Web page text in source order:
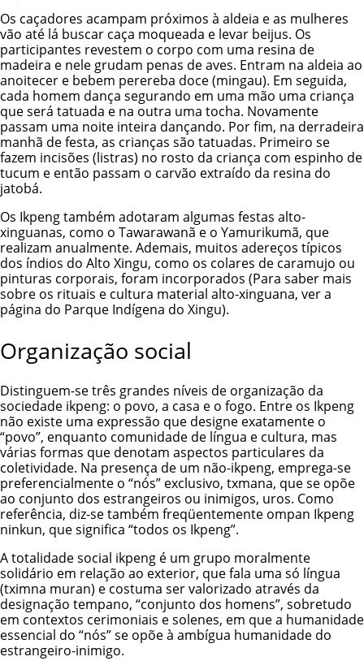
Os caçadores acampam próximos à aldeia e as mulheres
vão até lá buscar caça moqueada e levar beijus. Os
participantes revestem o corpo com uma resina de
madeira e nele grudam penas de aves. Entram na aldeia ao
anoitecer e bebem perereba doce (mingau). Em seguida,
cada homem dança segurando em uma mão uma criança
que será tatuada e na outra uma tocha. Novamente
passam uma noite inteira dançando. Por fim, na derradeira
manhã de festa, as crianças são tatuadas. Primeiro se
fazem incisões (listras) no rosto da criança com espinho de
tucum e então passam o carvão extraído da resina do
jatobá.
Os Ikpeng também adotaram algumas festas alto-
xinguanas, como o Tawarawanã e o Yamurikumã, que
realizam anualmente. Ademais, muitos adereços típicos
dos índios do Alto Xingu, como os colares de caramujo ou
pinturas corporais, foram incorporados (Para saber mais
sobre os rituais e cultura material alto-xinguana, ver a
página do Parque Indígena do Xingu).
Organização social
Distinguem-se três grandes níveis de organização da
sociedade ikpeng: o povo, a casa e o fogo. Entre os Ikpeng
não existe uma expressão que designe exatamente o
“povo”, enquanto comunidade de língua e cultura, mas
várias formas que denotam aspectos particulares da
coletividade. Na presença de um não-ikpeng, emprega-se
preferencialmente o “nós” exclusivo, txmana, que se opõe
ao conjunto dos estrangeiros ou inimigos, uros. Como
referência, diz-se também freqüentemente ompan Ikpeng
ninkun, que significa “todos os Ikpeng”.
A totalidade social ikpeng é um grupo moralmente
solidário em relação ao exterior, que fala uma só língua
(tximna muran) e costuma ser valorizado através da
designação tempano, “conjunto dos homens”, sobretudo
em contextos cerimoniais e solenes, em que a humanidade
essencial do “nós” se opõe à ambígua humanidade do
estrangeiro-inimigo.